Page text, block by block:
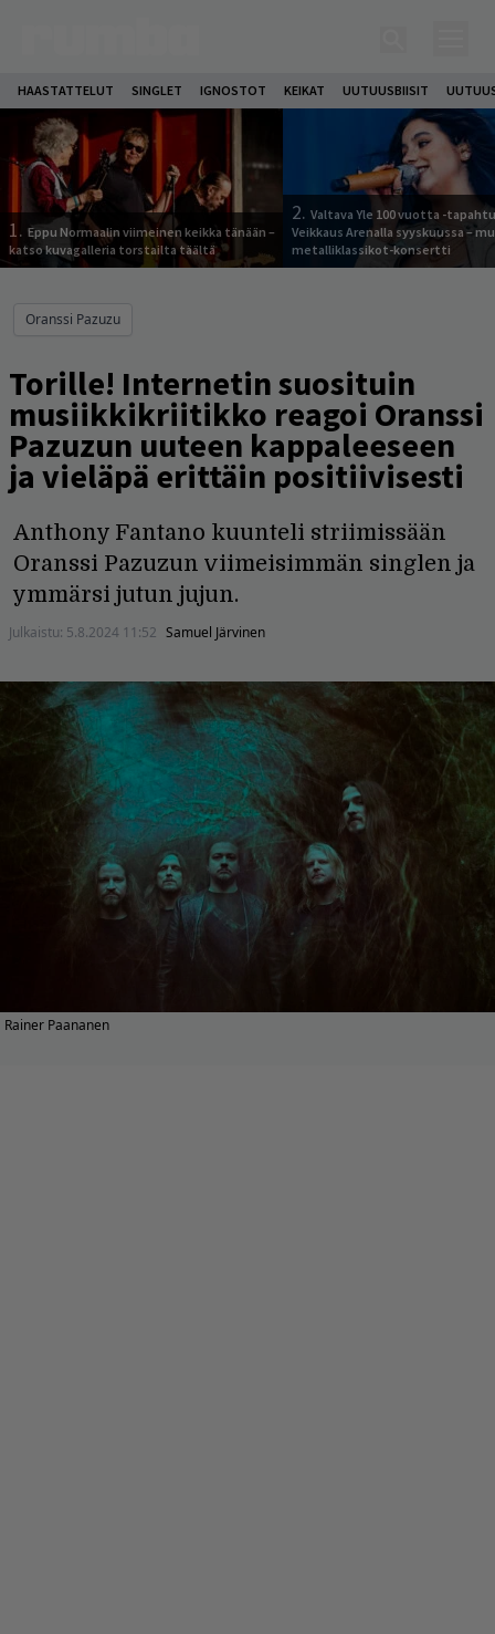
HAASTATTELUT SINGLET IGNOSTOT KEIKAT UUTUUSBIISIT
1. Eppu Normaalin viimeinen keikka tänään –
katso kuvagalleria torstailta täältä
2. Valtava Yle 100 vuotta -
Veikkaus Arenalla syyskuussa –
metalliklassikot-konsertti
Oranssi Pazuzu
Torille! Internetin suosituin
musiikkikriitikko reagoi Oranssi
Pazuzun uuteen kappaleeseen
ja vieläpä erittäin positiivisesti
Anthony Fantano kuunteli striimissään
Oranssi Pazuzun viimeisimmän singlen ja
ymmärsi jutun jujun.
Julkaistu: 5.8.2024 11:52 Samuel Järvinen
Rainer Paananen